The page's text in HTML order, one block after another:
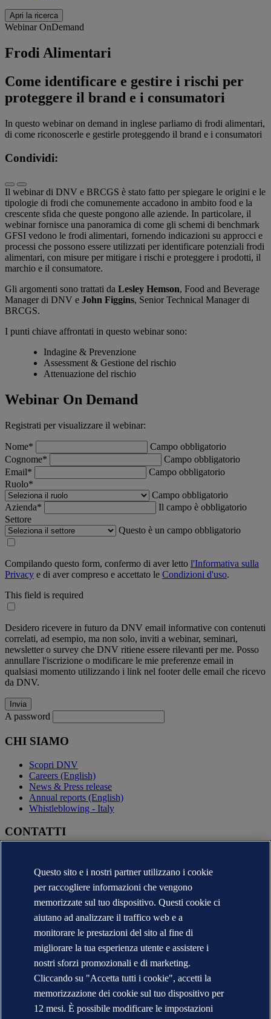
Apri la ricerca
Webinar OnDemand
Frodi Alimentari
Come identificare e gestire i rischi per
proteggere il brand e i consumatori
In questo webinar on demand in inglese parliamo di frodi alimentari,
di come riconoscerle e gestirle proteggendo il brand e i consumatori
Condividi:
Il webinar di DNV e BRCGS è stato fatto per spiegare le origini e le
tipologie di frodi che comunemente accadono in ambito food e la
crescente sfida che queste pongono alle aziende. In particolare, il
webinar fornisce una panoramica di come gli schemi di benchmark
GFSI vedono le frodi alimentari, fornendo indicazioni su approcci e
processi che possono essere utilizzati per identificare potenziali frodi
alimentari, con misure per mitigare i rischi e proteggere i prodotti, il
marchio e il consumatore.
Gli argomenti sono trattati da Lesley Hemson, Food and Beverage
Manager di DNV e John Figgins, Senior Technical Manager di
BRCGS.
I punti chiave affrontati in questo webinar sono:
Indagine & Prevenzione
Assessment & Gestione del rischio
Attenuazione del rischio
Webinar On Demand
Registrati per visualizzare il webinar:
Nome*
Campo obbligatorio
Cognome*
Campo obbligatorio
Email*
Campo obbligatorio
Ruolo*
Campo obbligatorio
Azienda*
Il campo è obbligatorio
Settore
Questo è un campo obbligatorio
Compilando questo form, confermo di aver letto l'Informativa sulla
Privacy e di aver compreso e accettato le Condizioni d'uso.
This field is required
Desidero ricevere in futuro da DNV email informative con contenuti
correlati, ad esempio, ma non solo, inviti a webinar, seminari,
newsletter o survey che DNV ritiene essere rilevanti per me. Posso
annullare l'iscrizione o modificare le mie preferenze email in
qualsiasi momento utilizzando i link nel footer delle email che ricevo
da DNV.
A password
CHI SIAMO
Scopri DNV
Careers (English)
News & Press release
Annual reports (English)
Whistleblowing - Italy
CONTATTI
Contatti per la stampa
Segnalazioni e Reclami
Cambio Ragione Sociale
indirizzo posta certificata
Veracity (English)
Informativa sulla privacy
Condizioni d'uso
Copyright © DNV 2026
DNV* in Italia - Ragioni Sociali e Partite I.V.A.
Informazioni sui cookies
Questo sito e i nostri partner utilizzano i cookie
per raccogliere informazioni che vengono
memorizzate sul tuo dispositivo. Questi cookie ci
aiutano ad analizzare il traffico web e a
monitorare le prestazioni del sito al fine di
migliorare la tua esperienza utente e assistere i
nostri sforzi promozionali e di marketing.
Cliccando su "Accetta tutti i cookie", accetti la
memorizzazione dei cookie sul tuo dispositivo per
12 mesi. È possibile modificare le impostazioni